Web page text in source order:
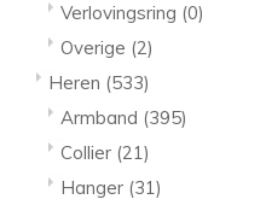
Verlovingsring (0)
Overige (2)
Heren (533)
Armband (395)
Collier (21)
Hanger (31)